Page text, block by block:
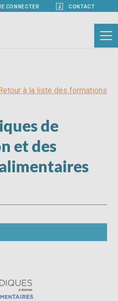
CONNECTER CONTACT
Retour à la liste des formations
de
et des